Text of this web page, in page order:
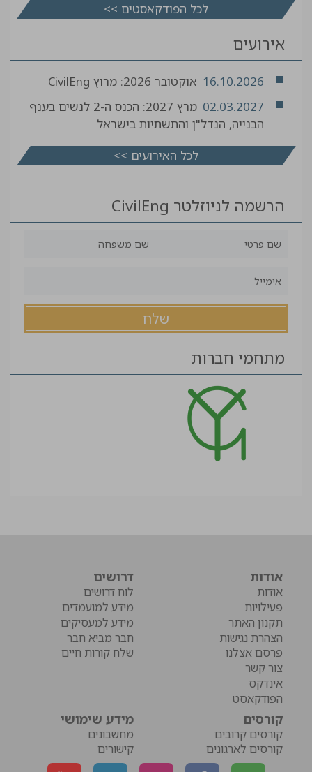
לכל הפודקאסטים >>
אירועים
16.10.2026 אוקטובר 2026: מרוץ CivilEng
02.03.2027
מרץ 2027: הכנס ה-2 לנשים בענף
הבנייה, הנדל"ן והתשתיות בישראל
לכל האירועים >>
הרשמה לניוזלטר CivilEng
מתחמי חברות
אודות
אודות
פעילויות
תקנון האתר
הצהרת נגישות
פרסם אצלנו
צור קשר
אינדקס
הפודקאסט
דרושים
לוח דרושים
מידע למועמדים
מידע למעסיקים
חבר מביא חבר
שלח קורות חיים
קורסים
קורסים קרובים
קורסים לארגונים
מידע שימושי
מחשבונים
קישורים